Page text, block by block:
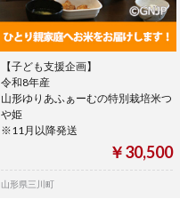
【子ども支援企画】
令和8年産
山形ゆりあふぁーむの特別栽培米つ
や姫
※11月以降発送
￥30,500
山形県三川町